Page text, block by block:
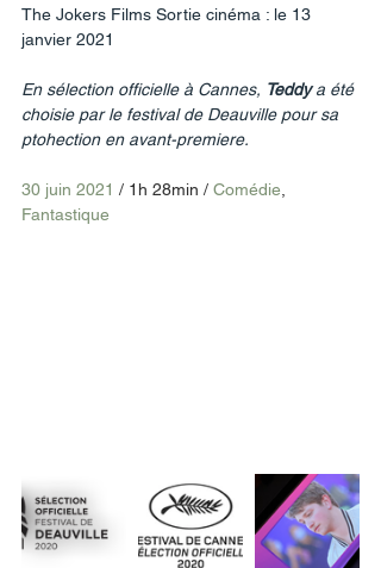
The Jokers Films Sortie cinéma : le 13
janvier 2021
En sélection officielle à Cannes, Teddy a été
choisie par le festival de Deauville pour sa
ptohection en avant-premiere.
30 juin 2021 / 1h 28min / Comédie
Fantastique